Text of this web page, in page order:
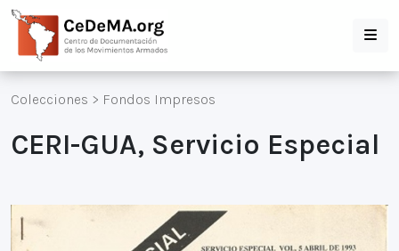
Colecciones > Fondos Impresos
CERI-GUA, Servicio Especial